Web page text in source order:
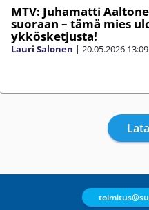
MTV: Juhamatti
suoraan – tämä mies
ykkösketjusta!
Lauri Salonen | 20.05.2026 13:09